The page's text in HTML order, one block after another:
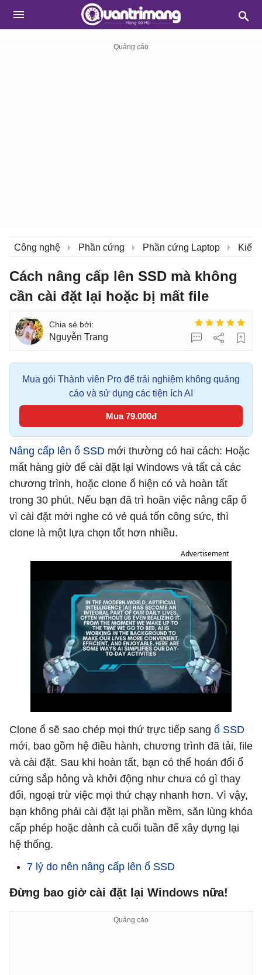
Công nghệ Phần cứng Phần cứng Laptop Kiến
Cách nâng cấp lên SSD mà không
cần cài đặt lại hoặc bị mất file
Nguyễn Trang
Mua gói Thành viên Pro để trải nghiệm không quảng
cáo và sử dụng các tiện ích AI
Mua 79.000đ
Nâng cấp lên ổ SSD mới thường có hai cách: Hoặc
mất hàng giờ để cài đặt lại Windows và tất cả các
chương trình, hoặc clone ổ hiện có và hoàn tất
trong 30 phút. Nếu bạn đã trì hoãn việc nâng cấp ổ
vì cài đặt mới nghe có vẻ quá tốn công sức, thì
clone là một lựa chọn tốt hơn nhiều.
Advertisement
Clone ổ sẽ sao chép mọi thứ trực tiếp sang ổ SSD
mới, bao gồm hệ điều hành, chương trình đã tải, file
và cài đặt. Sau khi hoàn tất, bạn có thể hoán đổi ổ
cứng sắp hỏng và khởi động như chưa có gì thay
đổi, ngoại trừ việc mọi thứ chạy nhanh hơn. Vì vậy,
bạn không phải cài đặt lại phần mềm, săn lùng khóa
cấp phép hoặc dành cả cuối tuần để xây dựng lại
hệ thống.
7 lý do nên nâng cấp lên ổ SSD
Đừng bao giờ cài đặt lại Windows nữa!